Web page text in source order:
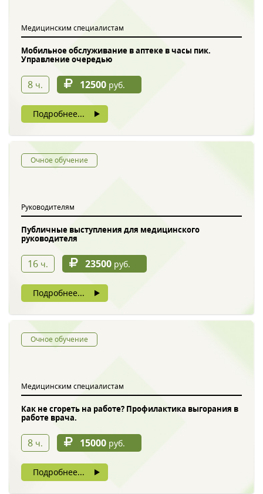
Медицинским специалистам
Мобильное обслуживание в аптеке в часы пик.
Управление очередью
8 ч. 12500 руб.
Подробнее...
Очное обучение
Руководителям
Публичные выступления для медицинского
руководителя
16 ч. 23500 руб.
Подробнее...
Очное обучение
Медицинским специалистам
Как не сгореть на работе? Профилактика выгорания в
работе врача.
8 ч. 15000 руб.
Подробнее...